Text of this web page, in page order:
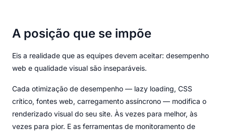
A posição que se impõe
Eis a realidade que as equipes devem aceitar: desempenho
web e qualidade visual são inseparáveis.
Cada otimização de desempenho — lazy loading, CSS
crítico, fontes web, carregamento assíncrono — modifica o
renderizado visual do seu site. Às vezes para melhor, às
vezes para pior. E as ferramentas de monitoramento de